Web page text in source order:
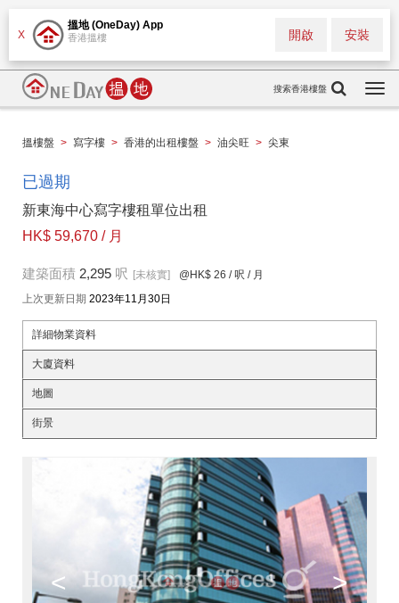
X
搵地 (OneDay) App
香港搵樓 安裝
開啟
搜索香港樓盤
搵樓盤 > 寫字樓 > 香港的出租樓盤 > 油尖旺 > 尖東
已過期
新東海中心寫字樓租單位出租
HK$ 59,670 / 月
建築面積 2,295 呎 [未核實] @HK$ 26 / 呎 / 月
上次更新日期 2023年11月30日
詳細物業資料
大廈資料
地圖
街景
< >